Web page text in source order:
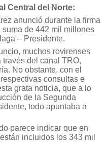
Central del Norte:
anunció durante la firma
de 442 mil millones
– Presidente.
muchos rovirenses
del canal TRO,
No obstante, con el
consultas e
grata noticia, que a lo
de la Segunda
todo apuntaba a
parece indicar que en
incluidos los 343 mil